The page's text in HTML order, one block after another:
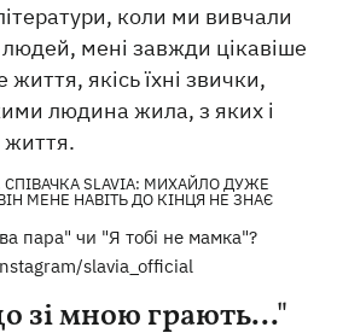
коли ми вивчали
людей, мені завжди цікавіше
життя, якісь їхні звички,
людина жила, з яких і
життя.
пара" чи "Я тобі не мамка"?
slavia_official
зі мною грають..."